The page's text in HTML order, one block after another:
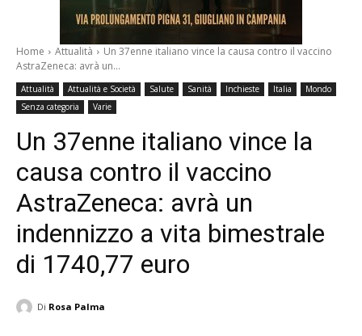
Home Attualità
Un 37enne italiano vince la causa contro il vaccino
AstraZeneca: avrà un...
Attualità Attualità e Società Salute Sanità Inchieste Italia
Mondo
Senza categoria
Varie
Un 37enne italiano vince la
causa contro il vaccino
AstraZeneca: avrà un
indennizzo a vita bimestrale
di 1740,77 euro
Di Rosa Palma